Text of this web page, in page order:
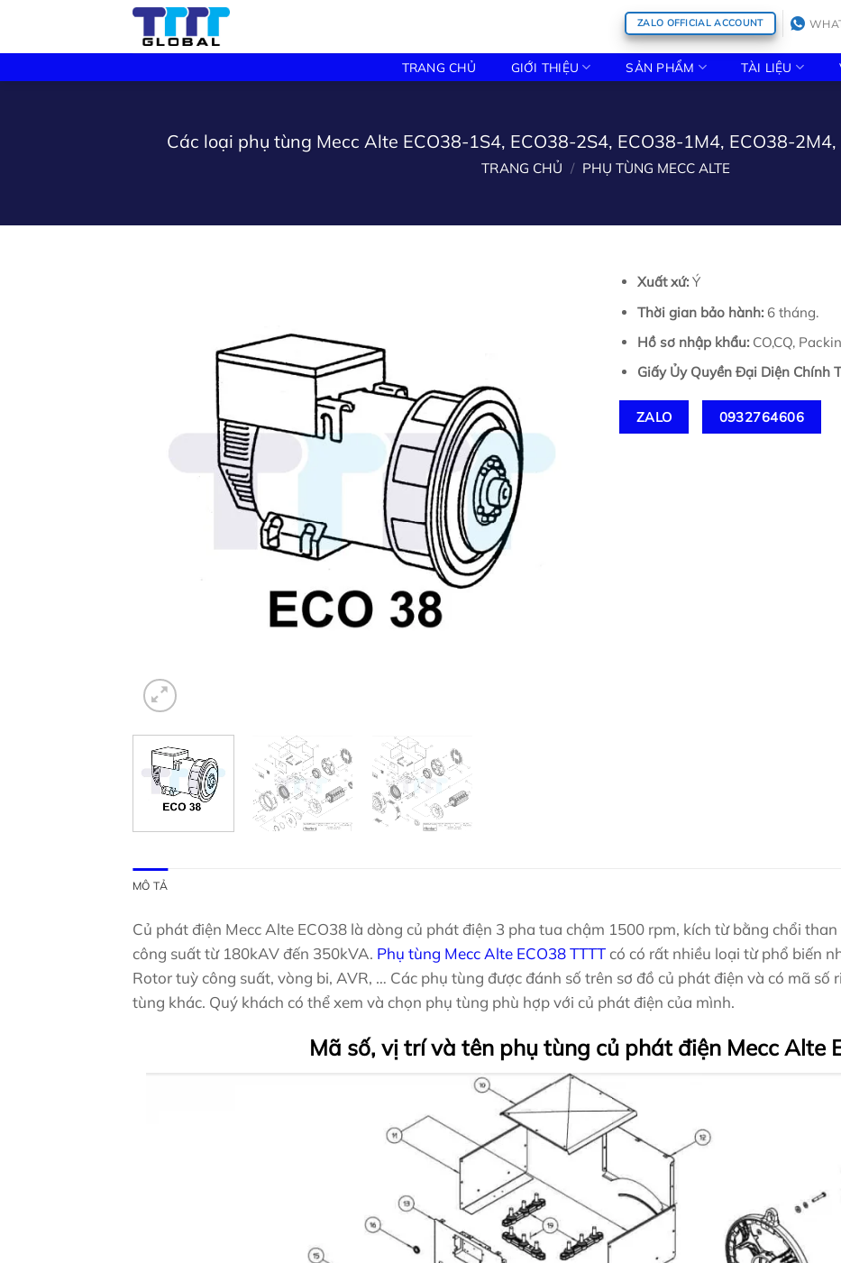
content
ZALO OFFICIAL ACCOUNT
TRANG CHỦ GIỚI THIỆU SẢN PHẨM TÀI LIỆU
Các loại phụ tùng Mecc Alte ECO38-1S4, ECO38-2S4, ECO38-1M4, ECO38-
TRANG CHỦ / PHỤ TÙNG MECC ALTE
Xuất xứ:Ý
Thời gian bảo hành:6 tháng.
Hồ sơ nhập khẩu: CO,CQ,
Giấy Ủy Quyền Đại Diện Chính
ZALO 0932764606
MÔ TẢ
Củ phát điện Mecc Alte ECO38 là dòng củ phát điện 3 pha tua chậm 1500 rpm, kích từ bằng chổi
công suất từ 180kAV đến 350kVA. Phụ tùng Mecc Alte ECO38 TTTTcó có rất nhiều loại từ phổ biến
Rotor tuỳ công suất, vòng bi, AVR, … Các phụ tùng được đánh số trên sơ đồ củ phát điện và có mã số
tùng khác. Quý khách có thể xem và chọn phụ tùng phù hợp với củ phát điện của mình.
Mã số, vị trí và tên phụ tùng củ phát điện Mecc Alte